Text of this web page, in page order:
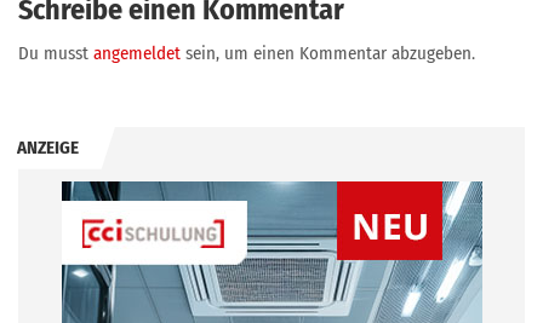
Schreibe einen Kommentar
Du musst angemeldet sein, um einen Kommentar abzugeben.
ANZEIGE